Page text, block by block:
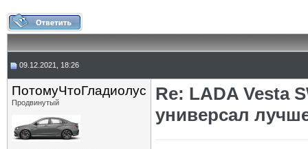
09.12.2021, 18:26
ПотомуЧтоГладиолус
Продвинутый
Re: LADA Vesta
универсал